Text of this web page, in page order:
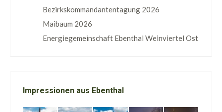
Bezirkskommandantentagung 2026
Maibaum 2026
Energiegemeinschaft Ebenthal Weinviertel Ost
Impressionen aus Ebenthal